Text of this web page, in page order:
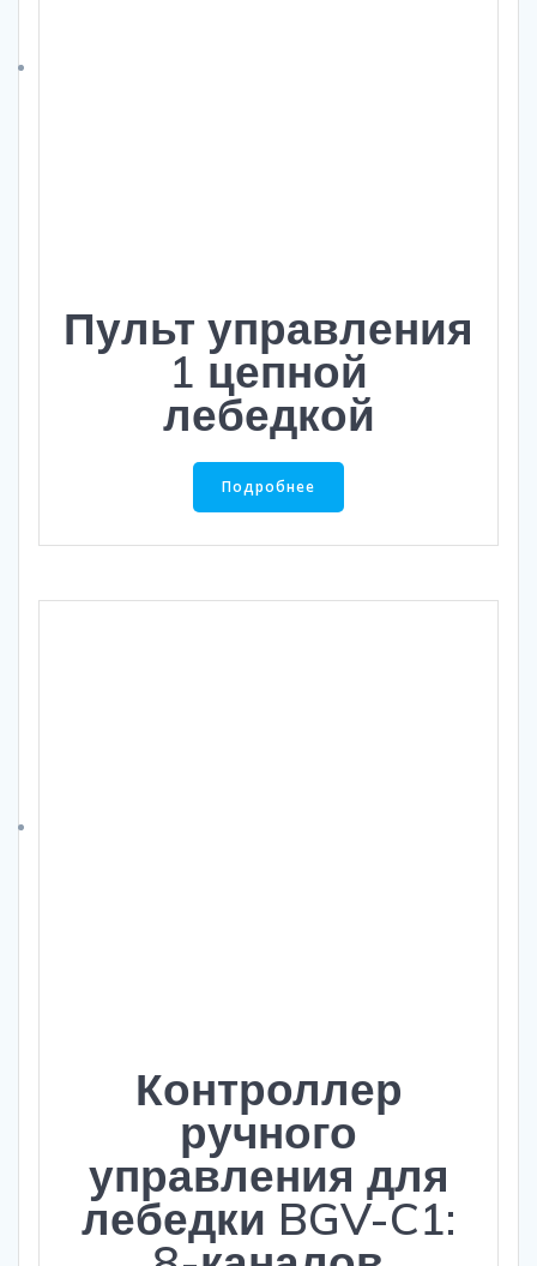
Пульт управления
1 цепной
лебедкой
Подробнее
Контроллер
ручного
управления для
лебедки BGV-C1: